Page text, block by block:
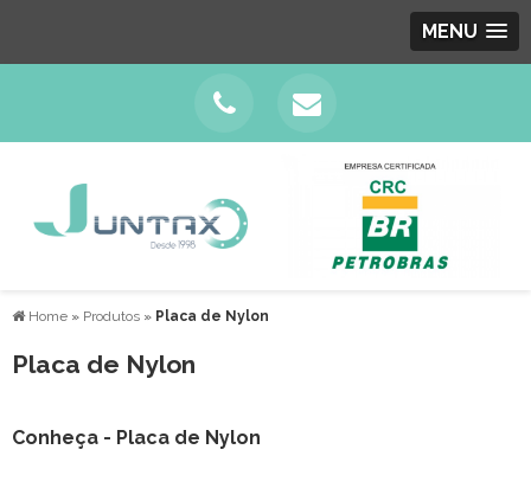
MENU
Home » Produtos » Placa de Nylon
Placa de Nylon
Conheça - Placa de Nylon